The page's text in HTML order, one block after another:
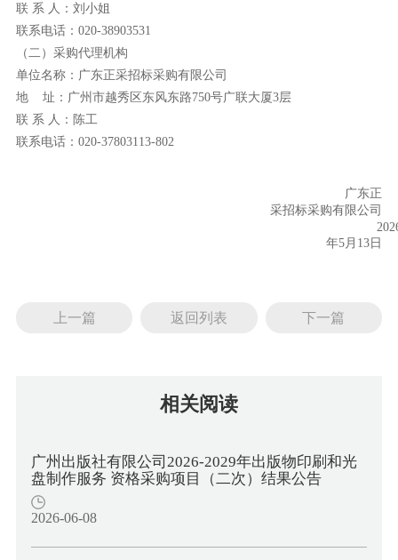
联 系 人： 刘 小姐
联系电话： 020-38903531
（二） 采购代理机构
单位名称： 广东正采招标采购有限公司
地
址： 广州市越秀区东风东路750号广联大厦3层
联 系 人： 陈工
联系电话： 020-37803113-802
广东正
采招标采购有限公司
202
年5 月13 日
上一篇 返回列表 下一篇
相关阅读
广州出版社有限公司2026-2029年出版物印刷和光
盘制作服务 资格采购项目（二次）结果公告
2026-06-08